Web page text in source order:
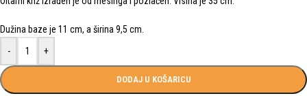
Dužina baze je 11 cm, a širina 9,5 cm.
-
+
DODAJ U KOŠARICU